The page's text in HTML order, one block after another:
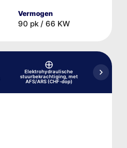
Vermogen
90 pk / 66 KW
Elektrohydraulische
stuurbekrachtiging, met
AFS/ARS (CHF-dop)
rem-/